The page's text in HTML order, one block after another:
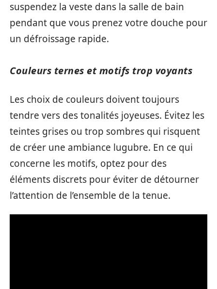
suspendez la veste dans la salle de bain
pendant que vous prenez votre douche pour
un défroissage rapide.
Couleurs ternes et motifs trop voyants
Les choix de couleurs doivent toujours
tendre vers des tonalités joyeuses. Évitez les
teintes grises ou trop sombres qui risquent
de créer une ambiance lugubre. En ce qui
concerne les motifs, optez pour des
éléments discrets pour éviter de détourner
l’attention de l’ensemble de la tenue.